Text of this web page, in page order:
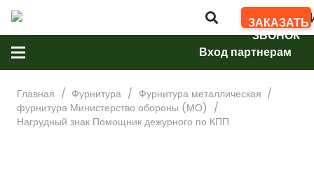
ЗАКАЗАТЬ
ЗВОНОК
Вход партнерам
Главная / Фурнитура / Фурнитура металлическая /
фурнитура Министерство обороны (МО) /
Нагрудный знак Помощник дежурного по КПП